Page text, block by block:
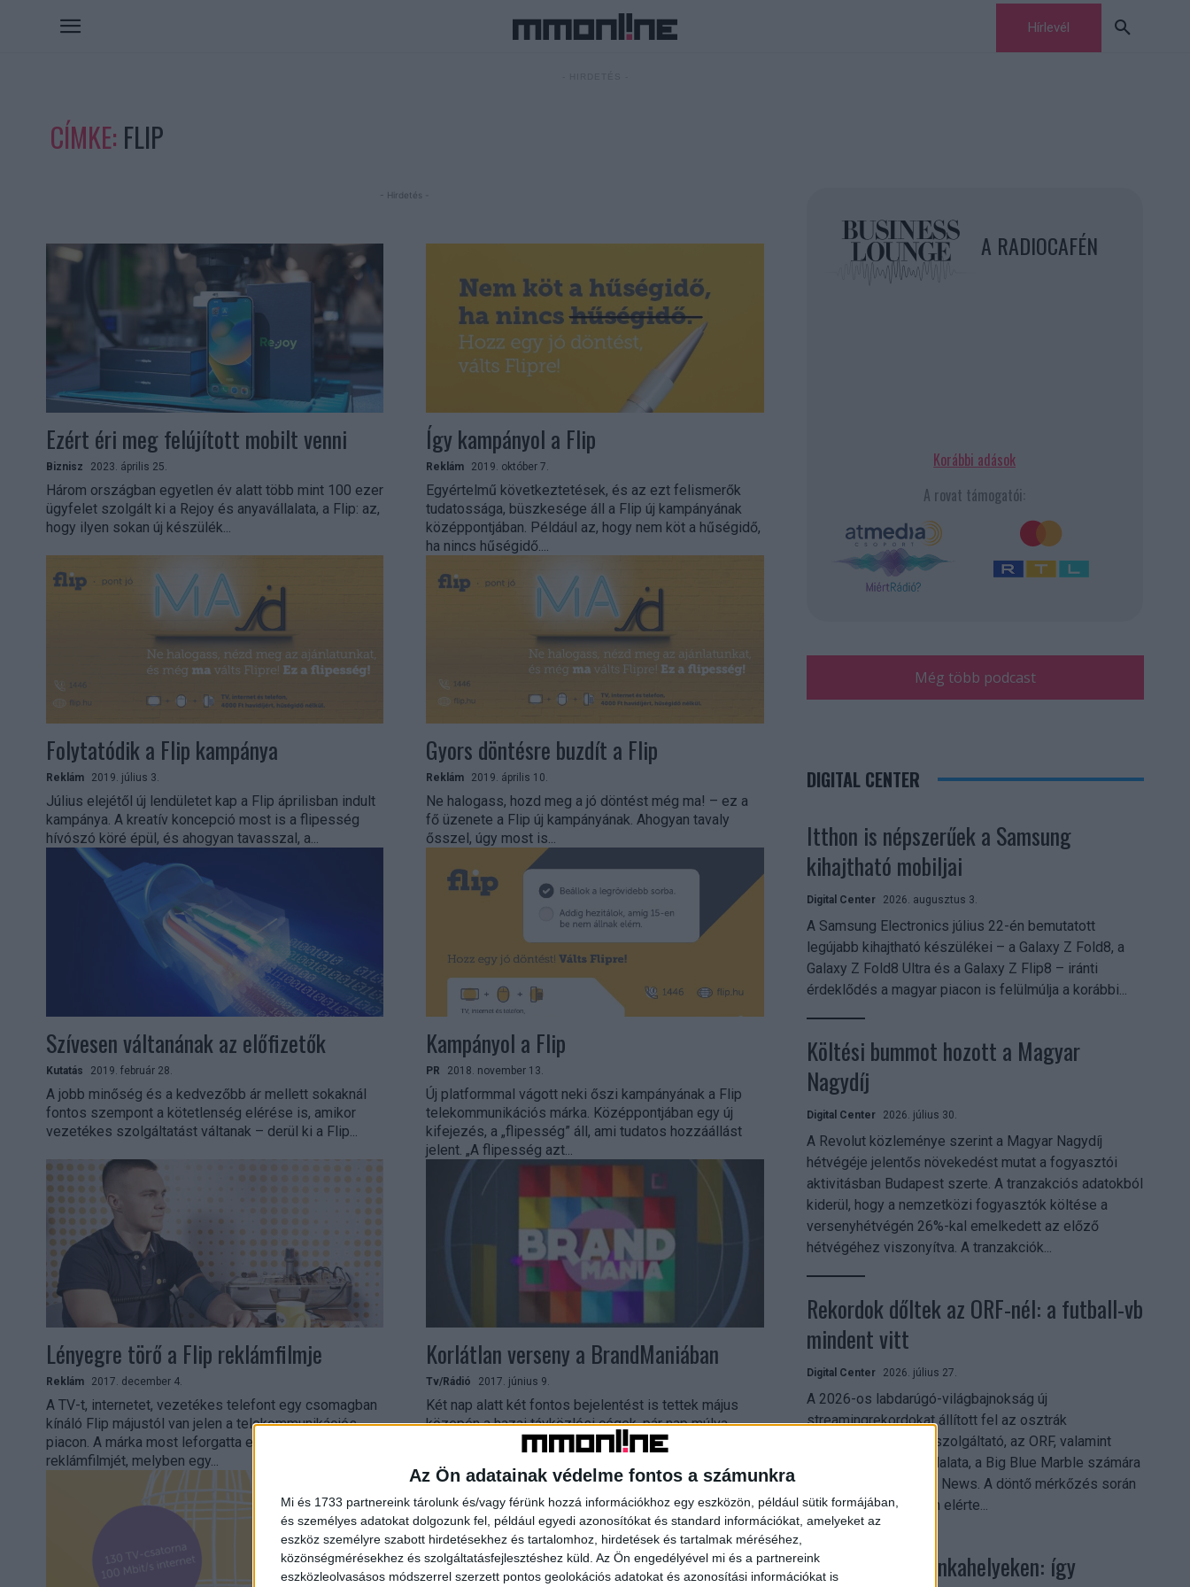
Az Ön adatainak védelme fontos a számunkra
Mi és 1733 partnereink tárolunk és/vagy férünk hozzá információkhoz egy eszközön, például sütik formájában,
és személyes adatokat dolgozunk fel, például egyedi azonosítókat és standard információkat, amelyeket az
eszköz személyre szabott hirdetésekhez és tartalomhoz, hirdetések és tartalmak méréséhez,
közönségmérésekhez és szolgáltatásfejlesztéshez küld. Az Ön engedélyével mi és a partnereink
eszközleolvasásos módszerrel szerzett pontos geolokációs adatokat és azonosítási információkat is
Hírlevél
CÍMKE: FLIP
- Hirdetés -
Ezért éri meg felújított mobilt venni
Biznisz 2023. április 25.
Három országban egyetlen év alatt több mint 100 ezer
ügyfelet szolgált ki a Rejoy és anyavállalata, a Flip: az,
hogy ilyen sokan új készülék...
Így kampányol a Flip
Reklám 2019. október 7.
Egyértelmű következtetések, és az ezt felismerők
tudatossága, büszkesége áll a Flip új kampányának
középpontjában. Például az, hogy nem köt a hűségidő,
ha nincs hűségidő....
Folytatódik a Flip kampánya
Reklám 2019. július 3.
Július elejétől új lendületet kap a Flip áprilisban indult
kampánya. A kreatív koncepció most is a flipesség
hívószó köré épül, és ahogyan tavasszal, a...
Gyors döntésre buzdít a Flip
Reklám 2019. április 10.
Ne halogass, hozd meg a jó döntést még ma! – ez a
fő üzenete a Flip új kampányának. Ahogyan tavaly
ősszel, úgy most is...
Szívesen váltanának az előfizetők
Kutatás 2019. február 28.
A jobb minőség és a kedvezőbb ár mellett sokaknál
fontos szempont a kötetlenség elérése is, amikor
vezetékes szolgáltatást váltanak – derül ki a Flip...
Kampányol a Flip
PR 2018. november 13.
Új platformmal vágott neki őszi kampányának a Flip
telekommunikációs márka. Középpontjában egy új
kifejezés, a „flipesség” áll, ami tudatos hozzáállást
jelent. „A flipesség azt...
Lényegre törő a Flip reklámfilmje
Reklám 2017. december 4.
A TV-t, internetet, vezetékes telefont egy csomagban
kínáló Flip májustól van jelen a telekommunikációs
piacon. A márka most leforgatta első élőszereplős
reklámfilmjét, melyben egy...
Korlátlan verseny a BrandManiában
Tv/Rádió 2017. június 9.
Két nap alatt két fontos bejelentést is tettek május
közepén a hazai távközlési cégek, pár nap múlva
pedig már roamingdíj mentesen lehet használni a...
A RADIOCAFÉN
Korábbi adások
A rovat támogatói:
Még több podcast
DIGITAL CENTER
Itthon is népszerűek a Samsung
kihajtható mobiljai
Digital Center 2026. augusztus 3.
A Samsung Electronics július 22-én bemutatott
legújabb kihajtható készülékei – a Galaxy Z Fold8, a
Galaxy Z Fold8 Ultra és a Galaxy Z Flip8 – iránti
érdeklődés a magyar piacon is felülmúlja a korábbi...
Költési bummot hozott a Magyar
Nagydíj
Digital Center 2026. július 30.
A Revolut közleménye szerint a Magyar Nagydíj
hétvégéje jelentős növekedést mutat a fogyasztói
aktivitásban Budapest szerte. A tranzakciós adatokból
kiderül, hogy a nemzetközi fogyasztók költése a
versenyhétvégén 26%-kal emelkedett az előző
hétvégéhez viszonyítva. A tranzakciók...
Rekordok dőltek az ORF-nél: a futball-vb
mindent vitt
Digital Center 2026. július 27.
A 2026-os labdarúgó-világbajnokság új
streamingrekordokat állított fel az osztrák
közszolgálati műsorszolgáltató, az ORF, valamint
technológiai leányvállalata, a Big Blue Marble számára
– írja a Broadband TV News. A döntő mérkőzés során
az átlagos nézőszám elérte...
Shadow AI a munkahelyeken: így